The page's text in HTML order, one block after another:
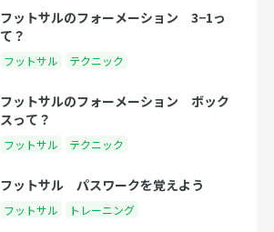
フットサルのフォーメーション 3−1っ
て？
フットサル テクニック
フットサルのフォーメーション ボック
スって？
フットサル テクニック
フットサル パスワークを覚えよう
フットサル トレーニング